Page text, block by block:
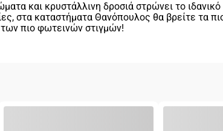
και κρυστάλλινη δροσιά στρώνει το
στα καταστήματα Θανόπουλος θα βρείτε τα
πιο φωτεινών στιγμών!